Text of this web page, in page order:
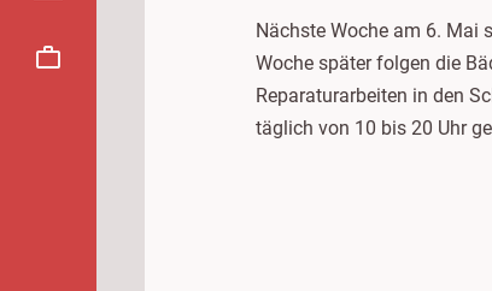
Nächste Woche am 6. Mai
Woche später folgen die
Reparaturarbeiten in den
täglich von 10 bis 20 Uhr